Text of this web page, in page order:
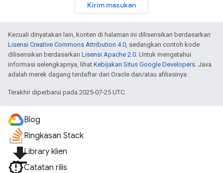
Kirim masukan
Kecuali dinyatakan lain, konten di halaman ini dilisensikan berdasarkan
Lisensi Creative Commons Attribution 4.0, sedangkan contoh kode
dilisensikan berdasarkan Lisensi Apache 2.0. Untuk mengetahui
informasi selengkapnya, lihat Kebijakan Situs Google Developers. Java
adalah merek dagang terdaftar dari Oracle dan/atau afiliasinya.
Terakhir diperbarui pada 2025-07-25 UTC.
Blog
Ringkasan Stack
file_downloadLibrary klien
Catatan rilis